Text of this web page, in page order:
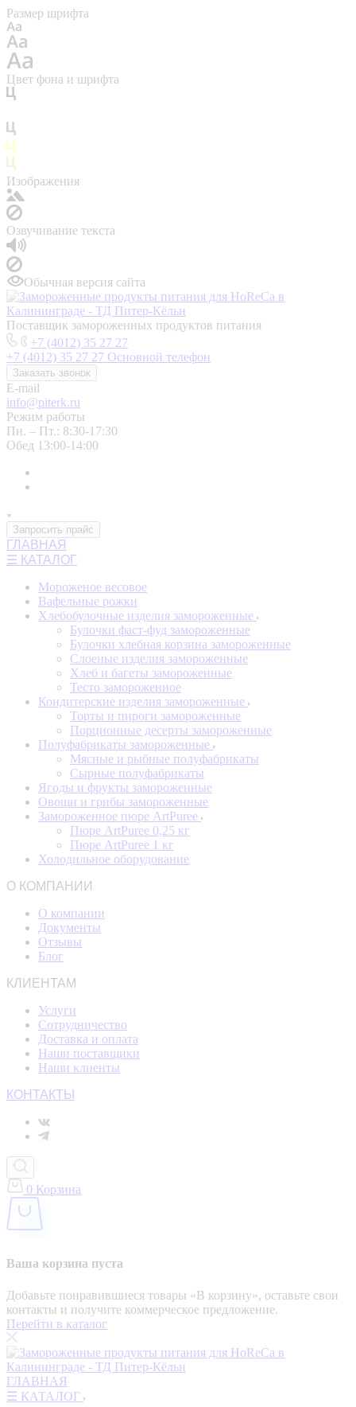
Размер шрифта
Цвет фона и шрифта
Изображения
Озвучивание текста
Обычная версия сайта
Поставщик замороженных продуктов питания
+7 (4012) 35 27 27
+7 (4012) 35 27 27 Основной телефон
Заказать звонок
E-mail
info@piterk.ru
Режим работы
Пн. – Пт.: 8:30-17:30
Обед 13:00-14:00
Запросить прайс
ГЛАВНАЯ
☰ КАТАЛОГ
Мороженое весовое
Вафельные рожки
Хлебобулочные изделия замороженные
Булочки фаст-фуд замороженные
Булочки хлебная корзина замороженные
Слоеные изделия замороженные
Хлеб и багеты замороженные
Тесто замороженное
Кондитерские изделия замороженные
Торты и пироги замороженные
Порционные десерты замороженные
Полуфабрикаты замороженные
Мясные и рыбные полуфабрикаты
Сырные полуфабрикаты
Ягоды и фрукты замороженные
Овощи и грибы замороженные
Замороженное пюре ArtPuree
Пюре ArtPuree 0,25 кг
Пюре ArtPuree 1 кг
Холодильное оборудование
О КОМПАНИИ
О компании
Документы
Отзывы
Блог
КЛИЕНТАМ
Услуги
Сотрудничество
Доставка и оплата
Наши поставщики
Наши клиенты
КОНТАКТЫ
0 Корзина
Ваша корзина пуста
Добавьте понравившиеся товары «‎В корзину»‎, оставьте свои
контакты и получите коммерческое предложение.
Перейти в каталог
ГЛАВНАЯ
☰ КАТАЛОГ